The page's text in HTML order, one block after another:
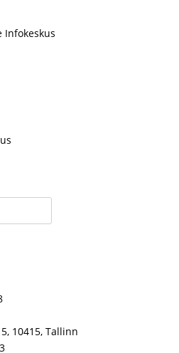
Infokeskus
10415, Tallinn